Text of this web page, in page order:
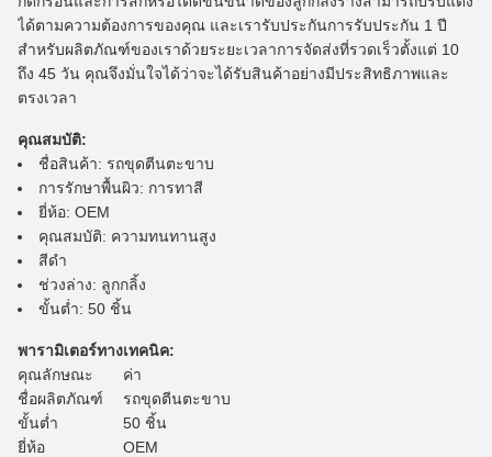
ได้ตามความต้องการของคุณ และเรารับประกันการรับประกัน 1 ปี
สำหรับผลิตภัณฑ์ของเราด้วยระยะเวลาการจัดส่งที่รวดเร็วตั้งแต่ 10
ถึง 45 วัน คุณจึงมั่นใจได้ว่าจะได้รับสินค้าอย่างมีประสิทธิภาพและ
ตรงเวลา
คุณสมบัติ:
ชื่อสินค้า: รถขุดตีนตะขาบ
การรักษาพื้นผิว: การทาสี
ยี่ห้อ: OEM
คุณสมบัติ: ความทนทานสูง
สีดำ
ช่วงล่าง: ลูกกลิ้ง
ขั้นต่ำ: 50 ชิ้น
พารามิเตอร์ทางเทคนิค:
คุณลักษณะ
ค่า
ชื่อผลิตภัณฑ์
รถขุดตีนตะขาบ
ขั้นต่ำ
50 ชิ้น
ยี่ห้อ
OEM